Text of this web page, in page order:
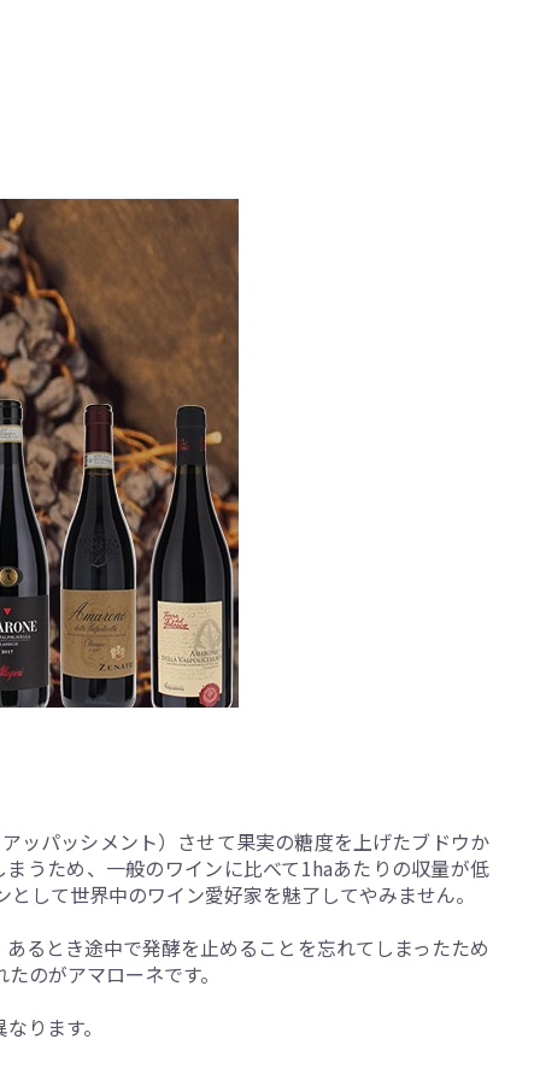
ッパッシメント）させて果実の糖度を上げたブドウか
うため、一般のワインに比べて1haあたりの収量が低
して世界中のワイン愛好家を魅了してやみません。
るとき途中で発酵を止めることを忘れてしまったため
のがアマローネです。
ります。